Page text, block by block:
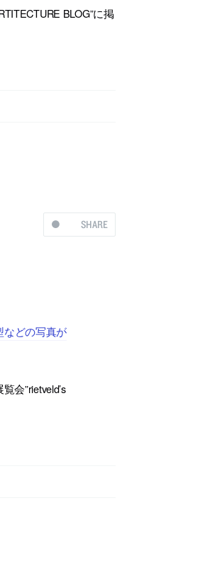
BLOG”に掲
SHARE
などの写真が
会”rietveld’s